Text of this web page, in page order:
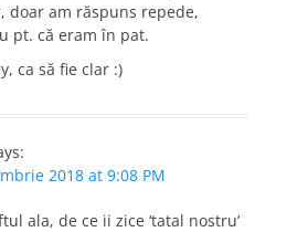
doar am răspuns repede,
pt. că eram în pat.
ca să fie clar :)
2018 at 9:08 PM
ala, de ce ii zice ‘tatal nostru’